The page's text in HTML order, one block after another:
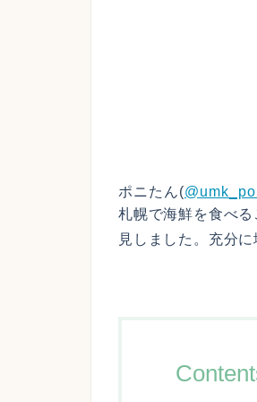
ポニたん(
札幌で海鮮を食べ
見しました。充分